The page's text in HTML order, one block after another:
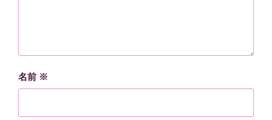
名前 ※